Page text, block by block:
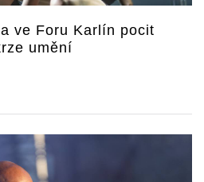
ve Foru Karlín pocit
umění